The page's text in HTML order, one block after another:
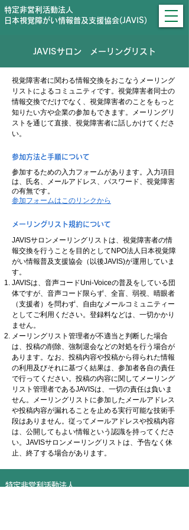
特定非営利活動法人
日本視覚障がい情報普及支援協会(JAVIS)
JAVISサロン メーリングリスト
視覚障害者に関わる情報交換をおこなうメーリング
リストによるコミュニティです。視覚障害者同士の
情報交換でだけでなく、視覚障害者のことをもっと
知りたい方や企業の参加もできます。メーリングリ
ストを通じて直接、視覚障害者に話しかけてくださ
い。
参加方法と手順について
参加するための入力フォームがあります。入力項目
は、氏名、メールアドレス、パスワード、視覚障害
の有無です。
参加フォームはこのリンクから
​メーリングリスト規約について
JAVISサロンメーリングリストは、視覚障害者の情
報交換を行うことを目的としてNPO法人日本視覚障
がい情報普及支援協会（以後JAVIS)が運用していま
す。
JAVISは、音声コードUni-Voiceの普及をしている団
体ですが、音声コード限らず、全盲、弱視、晴眼者
（支援者）を問わず、自由なメールコミュニティー
としてご利用ください。登録料などは、一切かかり
ません。
メーリングリスト管理者が不適当と判断した場合
は、投稿の削除、強制退会などの対処を行う場合が
あります。なお、投稿内容や投稿から得られた情報
の利用及びそれに基づく結果は、参加者各自の責任
で行ってください。投稿の内容に関してメーリング
リスト管理者であるJAVISは、一切の責任は負いま
せん。メーリングリストに参加したメールアドレス
や投稿内容が漏れることを止める実行可能な技術手
段はありません。従ってメールアドレスや投稿内容
は、公開してもよい情報という認識を持ってくださ
い。JAVISサロンメーリングリストは、予告なく休
止、終了する場合があります。
特定非営利活動法人